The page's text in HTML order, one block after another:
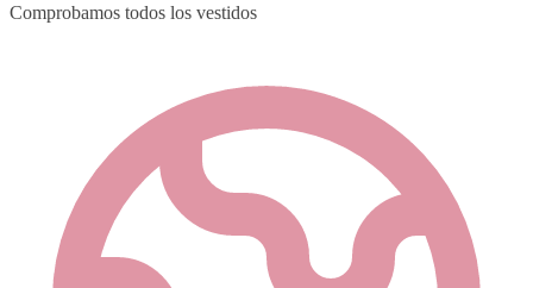
Comprobamos todos los vestidos